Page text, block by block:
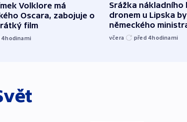
Volklore má
Oscara, zabojuje o
film
4hodinami
Srážka nákladního
dronem u Lipska
německého
včera před 4hodinami